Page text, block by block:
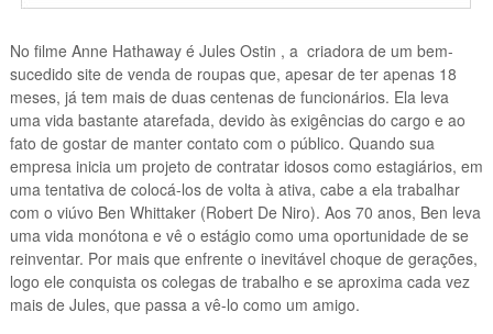
No filme Anne Hathaway é Jules Ostin , a criadora de um bem-
sucedido site de venda de roupas que, apesar de ter apenas 18
meses, já tem mais de duas centenas de funcionários. Ela leva
uma vida bastante atarefada, devido às exigências do cargo e ao
fato de gostar de manter contato com o público. Quando sua
empresa inicia um projeto de contratar idosos como estagiários, em
uma tentativa de colocá-los de volta à ativa, cabe a ela trabalhar
com o viúvo Ben Whittaker (Robert De Niro). Aos 70 anos, Ben leva
uma vida monótona e vê o estágio como uma oportunidade de se
reinventar. Por mais que enfrente o inevitável choque de gerações,
logo ele conquista os colegas de trabalho e se aproxima cada vez
mais de Jules, que passa a vê-lo como um amigo.